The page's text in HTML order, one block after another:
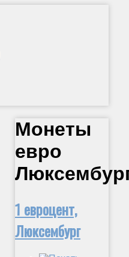
Монеты
евро
1 евроцент,
Люксембург